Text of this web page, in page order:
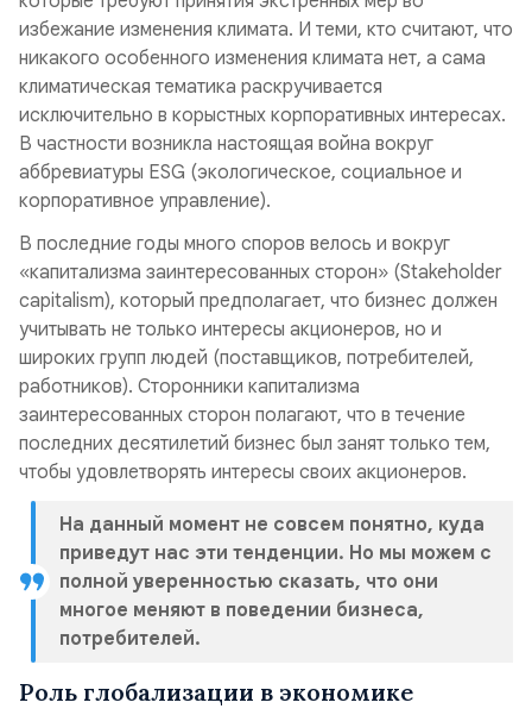
избежание изменения климата. И теми, кто считают, что
никакого особенного изменения климата нет, а сама
климатическая тематика раскручивается
исключительно в корыстных корпоративных интересах.
В частности возникла настоящая война вокруг
аббревиатуры ESG (экологическое, социальное и
корпоративное управление).
В последние годы много споров велось и вокруг
«капитализма заинтересованных сторон» (Stakeholder
capitalism), который предполагает, что бизнес должен
учитывать не только интересы акционеров, но и
широких групп людей (поставщиков, потребителей,
работников). Сторонники капитализма
заинтересованных сторон полагают, что в течение
последних десятилетий бизнес был занят только тем,
чтобы удовлетворять интересы своих акционеров.
На данный момент не совсем понятно, куда
приведут нас эти тенденции. Но мы можем с
полной уверенностью сказать, что они
многое меняют в поведении бизнеса,
потребителей.
Роль глобализации в экономике